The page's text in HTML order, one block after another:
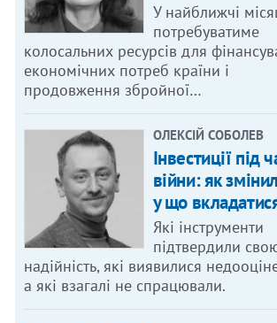
У найближчі
потребуватиме
колосальних ресурсів для
економічних потреб країни і
продовження збройної…
ОЛЕКСІЙ СОБОЛЕВ
Інвестиції під
війни: як
у що
Які інструменти
підтвердили
надійність, які виявилися
а які взагалі не спрацювали.